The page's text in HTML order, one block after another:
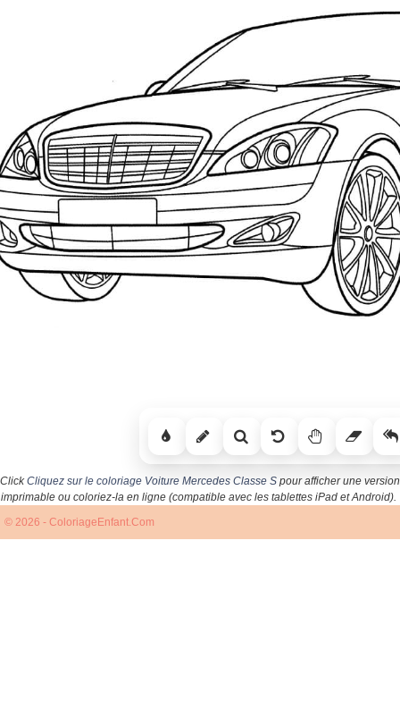
ClickCliquez sur le coloriage Voiture Mercedes Classe S pour afficher une version
imprimable ou coloriez-la en ligne (compatible avec les tablettes iPad et Android).
© 2026 - ColoriageEnfant.Com